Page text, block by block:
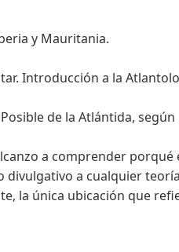
y Mauritania.
Introducción a la
de la Atlántida, según
a comprender
divulgativo a cualquier
la única ubicación que